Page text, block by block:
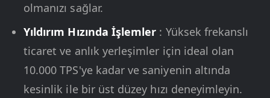
olmanızı sağlar.
Yıldırım Hızında İşlemler : Yüksek frekanslı
ticaret ve anlık yerleşimler için ideal olan
10.000 TPS'ye kadar ve saniyenin altında
kesinlik ile bir üst düzey hızı deneyimleyin.